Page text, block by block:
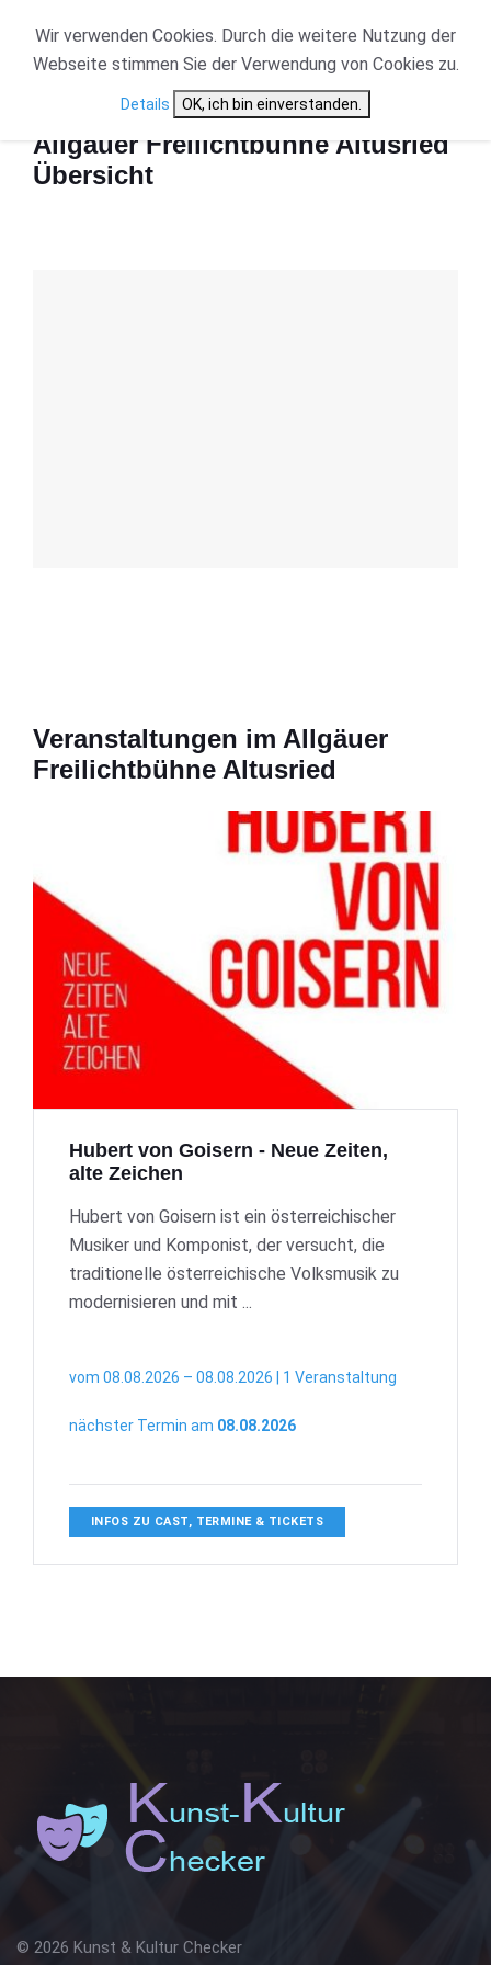
Allgäuer Freilichtbühne Altusried Übersicht
Allgäuer Freilichtbühne Altusried
Übersicht
Veranstaltungen im Allgäuer
Freilichtbühne Altusried
Hubert von Goisern - Neue Zeiten,
alte Zeichen
Hubert von Goisern ist ein österreichischer
Musiker und Komponist, der versucht, die
traditionelle österreichische Volksmusik zu
modernisieren und mit ...
vom 08.08.2026 – 08.08.2026 | 1 Veranstaltung
nächster Termin am 08.08.2026
INFOS ZU CAST, TERMINE & TICKETS
© 2026 Kunst & Kultur Checker
Wir verwenden Cookies. Durch die weitere Nutzung der
Webseite stimmen Sie der Verwendung von Cookies zu.
Details OK, ich bin einverstanden.